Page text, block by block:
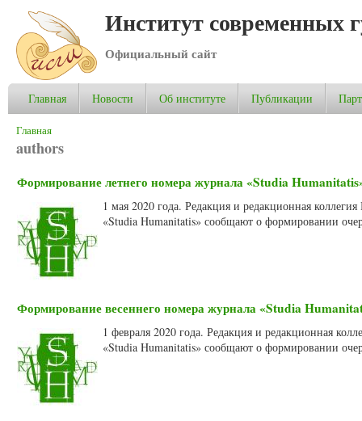
Институт современных
Официальный сайт
Главная Новости Об институте Публикации
Вы здесь
Главная
authors
Формирование летнего номера журнала «Studia
1 мая 2020 года. Редакция и редакционная
«Studia Humanitatis» сообщают о формировании
Формирование весеннего номера журнала «Studia
1 февраля 2020 года. Редакция и редакционная
«Studia Humanitatis» сообщают о формировании